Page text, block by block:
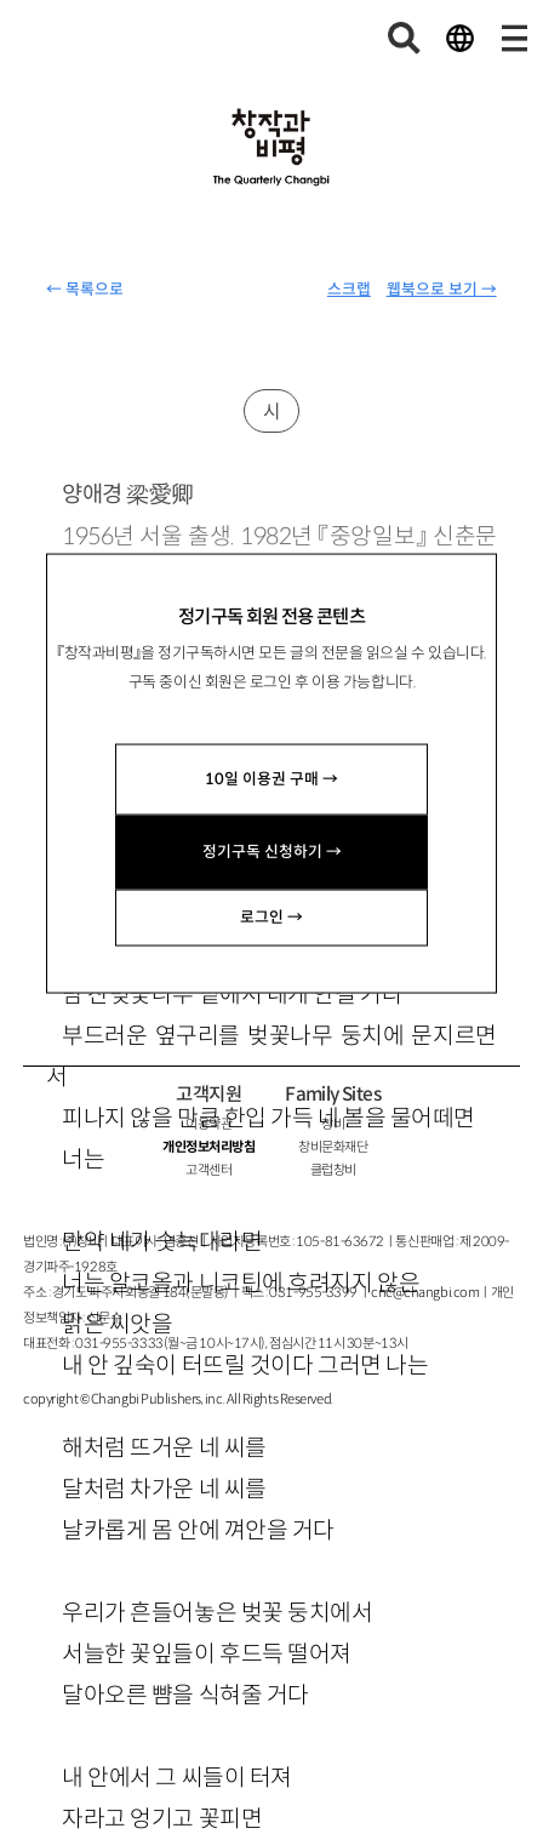
← 목록으로 웹북으로 보기 →
스크랩
정기구독 회원 전용 콘텐츠
『창작과비평』을 정기구독하시면 모든 글의 전문을 읽으실 수 있습니다.
구독 중이신 회원은 로그인 후 이용 가능합니다.
10일 이용권 구매 →
정기구독 신청하기 →
로그인 →
시
양애경 梁愛卿
1956년 서울 출생. 1982년 『중앙일보』 신춘문
랑의 예감』 등이 있음.
만약 내가 암늑대라면
내가 만약 암늑대라면
밤 산벚꽃나무 밑에서 네게 안길 거다
부드러운 옆구리를 벚꽃나무 둥치에 문지르면
서
피나지 않을 만큼 한입 가득 네 볼을 물어떼면
너는
만약 네가 숫늑대라면
너는 알코올과 니코틴에 흐려지지 않은
맑은 씨앗을
내 안 깊숙이 터뜨릴 것이다 그러면 나는
해처럼 뜨거운 네 씨를
달처럼 차가운 네 씨를
날카롭게 몸 안에 껴안을 거다
우리가 흔들어놓은 벚꽃 둥치에서
서늘한 꽃잎들이 후드득 떨어져
달아오른 뺨을 식혀줄 거다
내 안에서 그 씨들이 터져
자라고 엉기고 꽃피면
고객지원
이용약관
개인정보처리방침
고객센터
Family Sites
창비
창비문화재단
클럽창비
법인명 : ㈜창비ㅣ대표이사 : 염종선ㅣ사업자등록번호 : 105-81-63672ㅣ통신판매업 : 제 2009-
경기파주-1928호
주소 : 경기도 파주시 회동길 184(문발동)ㅣ팩스 : 031-955-3399 ㅣcnc@changbi.com ㅣ개인
정보책임자 : 신문수
대표전화 : 031-955-3333(월~금 10시~17시), 점심시간 11시 30분~13시
copyright © Changbi Publishers, inc. All Rights Reserved.